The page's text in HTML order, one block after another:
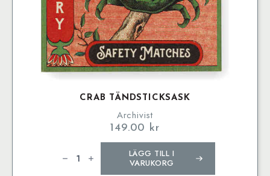
CRAB TÄNDSTICKSASK
Archivist
149.00 kr
Tändsticksask
mängd
LÄGG TILL I
VARUKORG